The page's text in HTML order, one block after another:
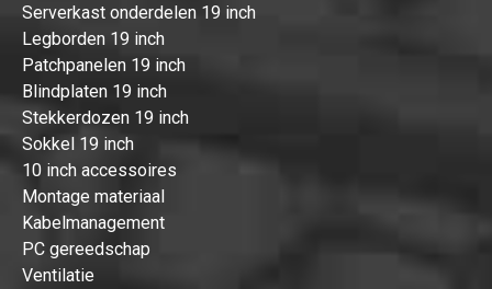
Serverkast onderdelen 19 inch
Legborden 19 inch
Patchpanelen 19 inch
Blindplaten 19 inch
Stekkerdozen 19 inch
Sokkel 19 inch
10 inch accessoires
Montage materiaal
Kabelmanagement
PC gereedschap
Ventilatie